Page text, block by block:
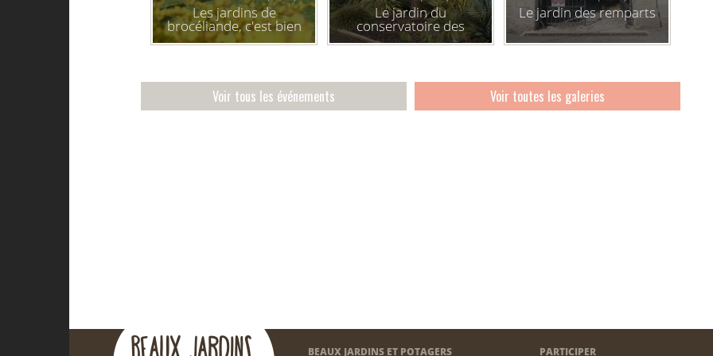
Les jardins de
brocéliande, c'est bien
fait pour toi !
Le jardin du
conservatoire des
bouées et balises
Le jardin des remparts
Voir tous les événements Voir toutes les galeries
BEAUX JARDINS ET POTAGERS PARTICIPER